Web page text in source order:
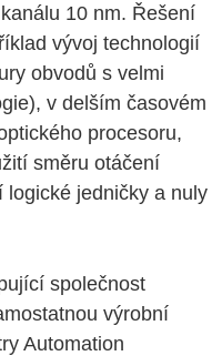
10 nm. Řešení
vývoj technologií
obvodů s velmi
v delším časovém
procesoru,
směru otáčení
logické jedničky a nuly
společnost
výrobní
Automation